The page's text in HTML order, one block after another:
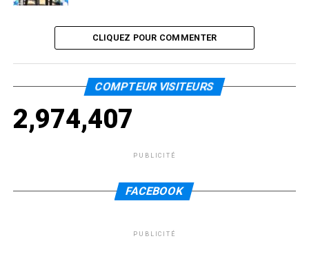
CLIQUEZ POUR COMMENTER
COMPTEUR VISITEURS
2,974,407
PUBLICITÉ
FACEBOOK
PUBLICITÉ